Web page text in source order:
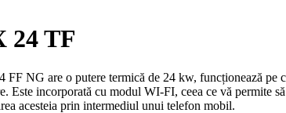
24 TF
NG are o putere termică de 24 kw, funcționează pe
Este incorporată cu modul WI-FI, ceea ce vă permite
acesteia prin intermediul unui telefon mobil.